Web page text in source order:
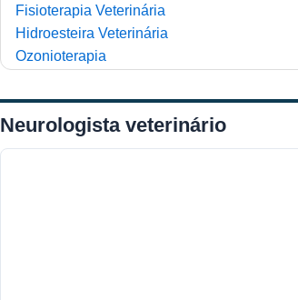
Fisioterapia Veterinária
Hidroesteira Veterinária
Ozonioterapia
Cardiologia
Dermatologia
Endocrinologia
Neurologista veterinário